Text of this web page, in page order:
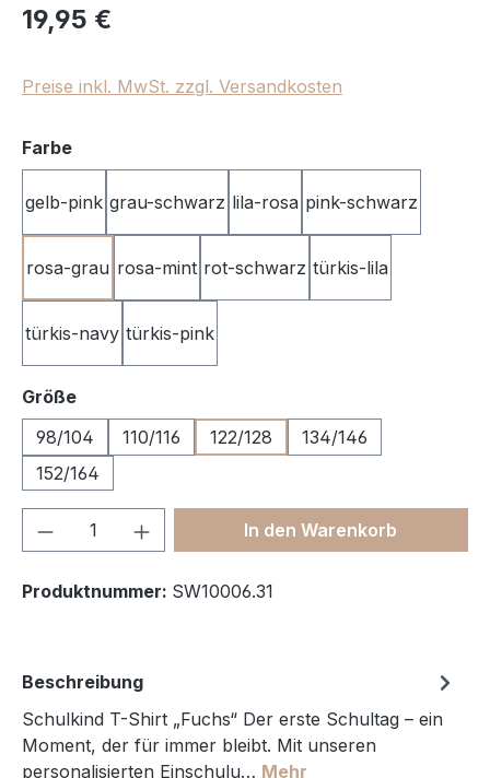
Regulärer Preis:
19,95 €
Preise inkl. MwSt. zzgl. Versandkosten
Farbeauswählen
gelb-pink grau-schwarz lila-rosa pink-schwarz
rosa-grau rosa-mint rot-schwarz türkis-lila
türkis-navy türkis-pink
Größeauswählen
98/104
110/116 122/128
134/146
152/164
Produkt Anzahl: Gib denIn den Warenkorb
Produktnummer: SW10006.31
Beschreibung
Schulkind T-Shirt „Fuchs“ Der erste Schultag – ein
Moment, der für immer bleibt. Mit unseren
personalisierten Einschulu… Mehr